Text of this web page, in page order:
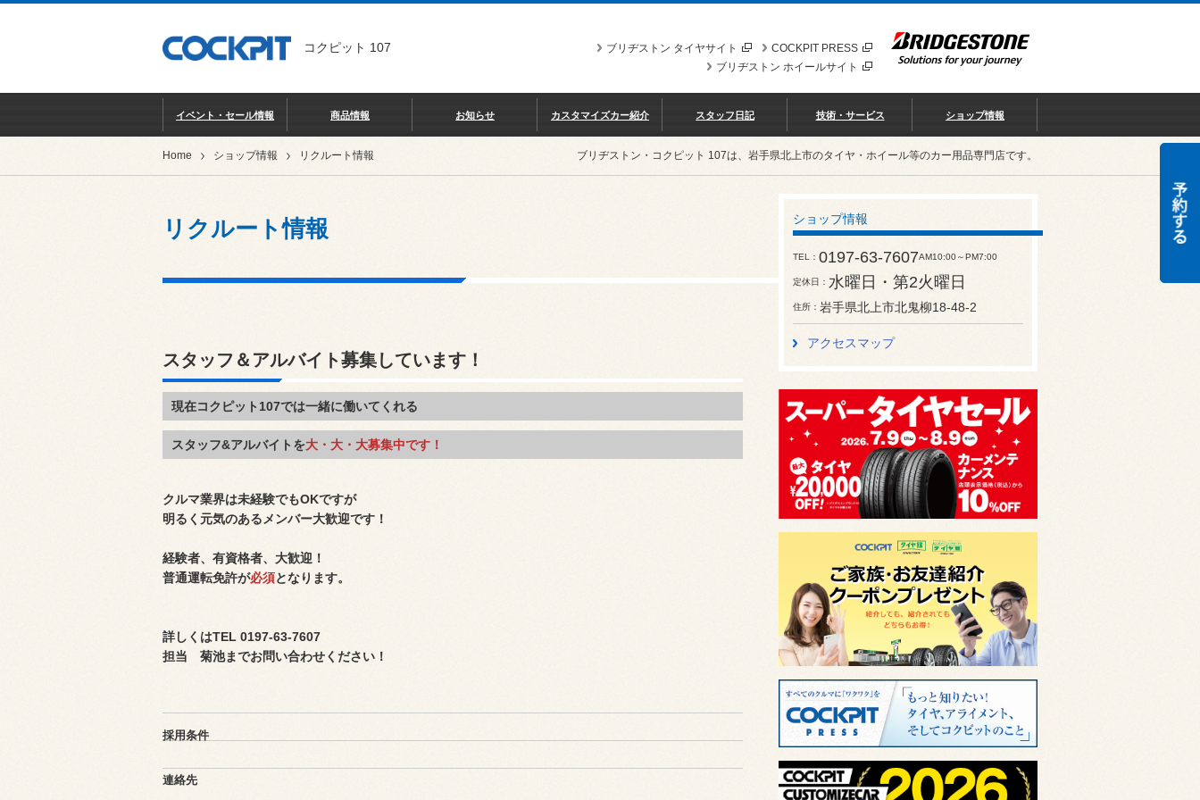
コクピット 107 COCKPIT PRESS
ブリヂストン タイヤサイト
ブリヂストン ホイールサイト
イベント・セール情報 商品情報 お知らせ カスタマイズカー紹介 スタッフ日記 技術・サービス ショップ情報
Home ショップ情報 リクルート情報 ブリヂストン・コクピット 107は、岩手県北上市のタイヤ・ホイール等のカー用品専門店です。
リクルート情報
スタッフ＆アルバイト募集しています！
現在コクピット107では一緒に働いてくれる
スタッフ&アルバイトを大・大・大募集中です！
クルマ業界は未経験でもOKですが
明るく元気のあるメンバー大歓迎です！
経験者、有資格者、大歓迎！
普通運転免許が必須となります。
詳しくはTEL 0197-63-7607
担当 菊池までお問い合わせください！
採用条件
連絡先
ショップ情報
TEL 0197-63-7607AM10:00～PM7:00
定休日 水曜日・第2火曜日
住所 岩手県北上市北鬼柳18-48-2
アクセスマップ